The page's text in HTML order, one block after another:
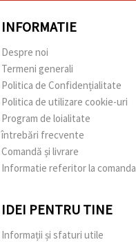
INFORMATIE
Despre noi
Termeni generali
Politica de Confidențialitate
Politica de utilizare cookie-uri
Program de loialitate
întrebări frecvente
Comandă și livrare
Informatie referitor la comanda
IDEI PENTRU TINE
Informații și sfaturi utile